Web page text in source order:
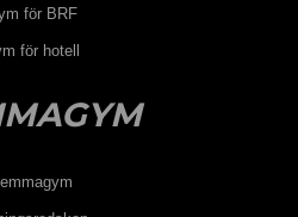
för BRF
för hotell